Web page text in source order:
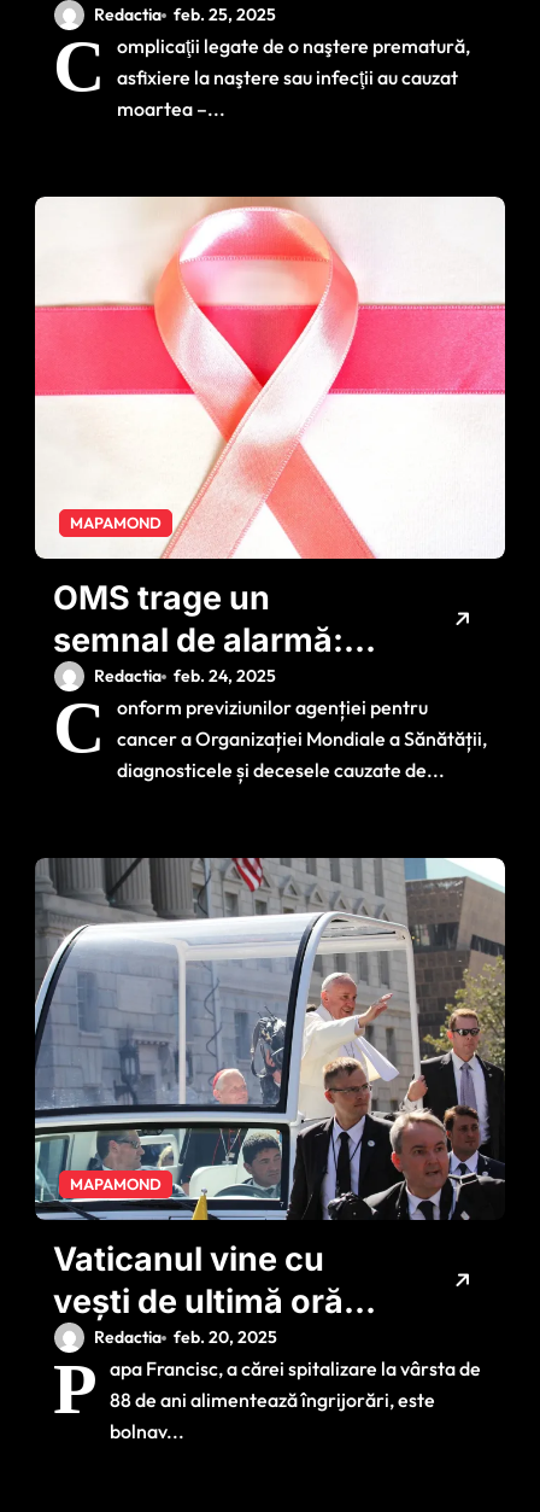
copii mor în Europa
înaintea vârstei de
cinci ani
Redactia feb. 25, 2025
C
omplicaţii legate de o naştere prematură,
asfixiere la naştere sau infecţii au cauzat
moartea –...
MAPAMOND
OMS trage un
semnal de alarmă:
Numărului deceselor
cauzate de cancerul
de sân crește la nivel
Redactia feb. 24, 2025
C
onform previziunilor agenției pentru
cancer a Organizației Mondiale a Sănătății,
diagnosticele și decesele cauzate de...
MAPAMOND
Vaticanul vine cu
vești de ultimă oră
despre starea de
sănătate a Papei
Francisc / Ce arată
Redactia feb. 20, 2025
P apa Francisc, a cărei spitalizare la vârsta de
88 de ani alimentează îngrijorări, este
bolnav...